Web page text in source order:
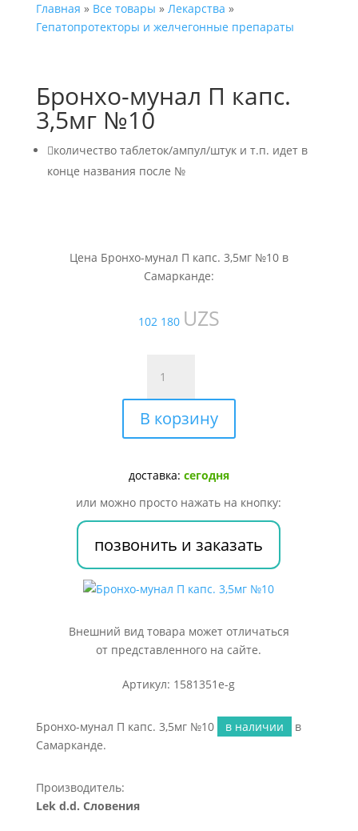
Главная » Все товары » Лекарства »
Гепатопротекторы и желчегонные препараты
Бронхо-мунал П капс.
3,5мг №10
количество таблеток/ампул/штук и т.п. идет в
конце названия после №
Цена Бронхо-мунал П капс. 3,5мг №10 в
Самарканде:
102 180 UZS
товара
Бронхо-
мунал
П
3,5мг
В корзину
доставка: сегодня
или можно просто нажать на кнопку:
позвонить и заказать
Внешний вид товара может отличаться
от представленного на сайте.
Артикул: 1581351e-g
Бронхо-мунал П капс. 3,5мг №10 в наличии
в
Самарканде.
Производитель:
Lek d.d. Словения